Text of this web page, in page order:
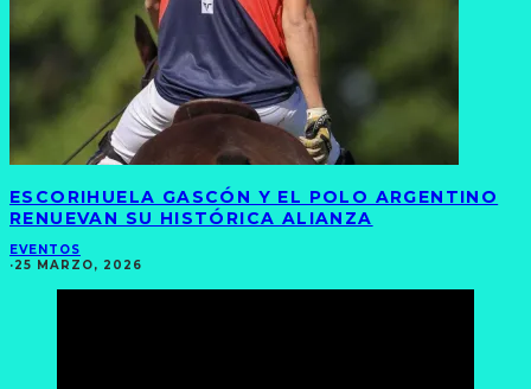
ESCORIHUELA GASCÓN Y EL POLO ARGENTINO
RENUEVAN SU HISTÓRICA ALIANZA
EVENTOS
·25 MARZO, 2026